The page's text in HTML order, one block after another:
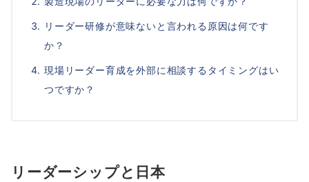
リーダー研修が意味ないと言われる原因は何です
か？
現場リーダー育成を外部に相談するタイミングはい
つですか？
リーダーシップと日本